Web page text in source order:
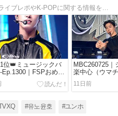
位👑ミュージックバ
Ep.1300｜FSPおめで
MBC260725｜
楽中心（ウマ
11日前
#유노윤호 #ユンホ